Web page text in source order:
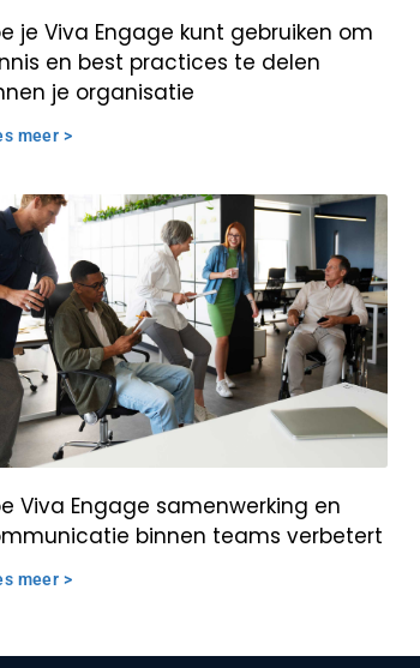
je Viva Engage kunt gebruiken om
en best practices te delen
je organisatie
meer >
Viva Engage samenwerking en
binnen teams verbetert
meer >